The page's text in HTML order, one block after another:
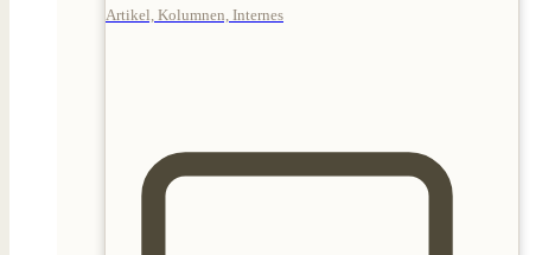
Artikel, Kolumnen, Internes